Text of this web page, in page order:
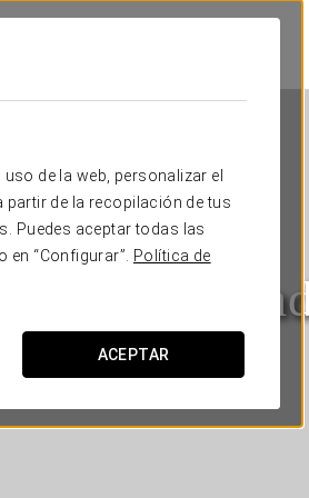
de la web, personalizar el
partir de la recopilación de tus
Puedes aceptar todas las
“Configurar”.
Política de
ACEPTAR
Plaza
MADRID